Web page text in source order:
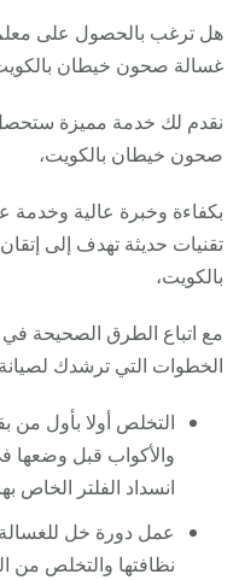
هل ترغب بالحصول على
غسالة صحون خيطان
نقدم لك خدمة مميزة
صحون خيطان بالكويت،
تقنيات حديثة تهدف إلى
بالكويت،
مع اتباع الطرق الصحيحة في
الخطوات التي ترشدك لصيانة
التخلص أولا بأول من
والأكواب قبل وضعها
انسداد الفلتر الخاص
عمل دورة خل
نظافتها والتخلص من